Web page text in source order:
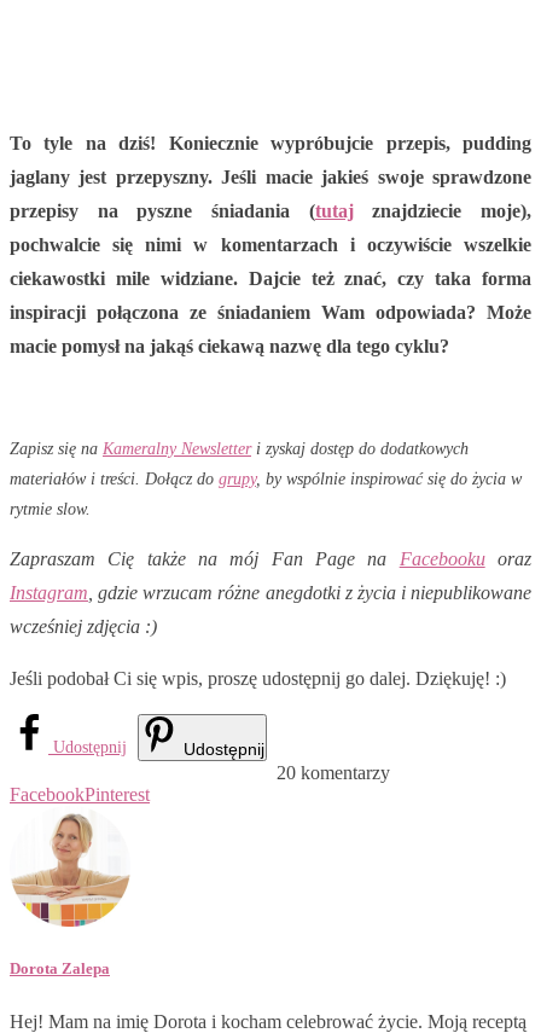
To tyle na dziś! Koniecznie wypróbujcie przepis, pudding
jaglany jest przepyszny. Jeśli macie jakieś swoje sprawdzone
przepisy na pyszne śniadania (tutajznajdziecie moje),
pochwalcie się nimi w komentarzach i oczywiście wszelkie
ciekawostki mile widziane. Dajcie też znać, czy taka forma
inspiracji połączona ze śniadaniem Wam odpowiada? Może
macie pomysł na jakąś ciekawą nazwę dla tego cyklu?
Zapisz się na Kameralny Newsletteri zyskaj dostęp do dodatkowych
materiałów i treści. Dołącz do grupy, by wspólnie inspirować się do życia w
rytmie slow.
Zapraszam Cię także na mój Fan Page na Facebookuoraz
Instagram, gdzie wrzucam różne anegdotki z życia i niepublikowane
wcześniej zdjęcia :)
Jeśli podobał Ci się wpis, proszę udostępnij go dalej. Dziękuję! :)
Udostępnij Udostępnij
20 komentarzy
FacebookPinterest
Dorota Zalepa
Hej! Mam na imię Dorota i kocham celebrować życie. Moją receptą